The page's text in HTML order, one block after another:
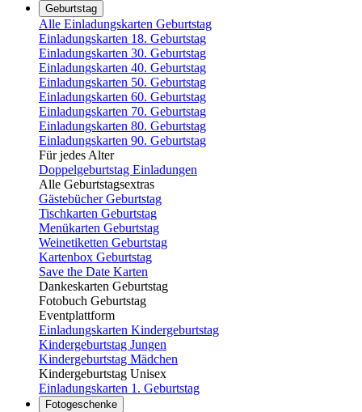
Geburtstag
Alle Einladungskarten Geburtstag
Einladungskarten 18. Geburtstag
Einladungskarten 30. Geburtstag
Einladungskarten 40. Geburtstag
Einladungskarten 50. Geburtstag
Einladungskarten 60. Geburtstag
Einladungskarten 70. Geburtstag
Einladungskarten 80. Geburtstag
Einladungskarten 90. Geburtstag
Für jedes Alter
Doppelgeburtstag Einladungen
Alle Geburtstagsextras
Gästebücher Geburtstag
Tischkarten Geburtstag
Menükarten Geburtstag
Weinetiketten Geburtstag
Kartenbox Geburtstag
Save the Date Karten
Dankeskarten Geburtstag
Fotobuch Geburtstag
Eventplattform
Einladungskarten Kindergeburtstag
Kindergeburtstag Jungen
Kindergeburtstag Mädchen
Kindergeburtstag Unisex
Einladungskarten 1. Geburtstag
Fotogeschenke